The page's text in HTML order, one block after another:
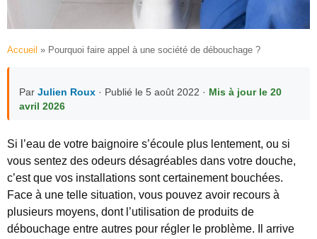
Accueil » Pourquoi faire appel à une société de débouchage ?
Par Julien Roux · Publié le 5 août 2022 · Mis à jour le 20
avril 2026
Si l’eau de votre baignoire s’écoule plus lentement, ou si
vous sentez des odeurs désagréables dans votre douche,
c’est que vos installations sont certainement bouchées.
Face à une telle situation, vous pouvez avoir recours à
plusieurs moyens, dont l’utilisation de produits de
débouchage entre autres pour régler le problème. Il arrive